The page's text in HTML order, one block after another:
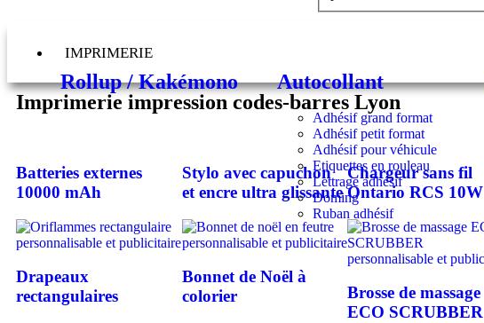
IMPRIMERIE
Rollup / Kakémono Autocollant
Adhésif grand format
Adhésif petit format
Adhésif pour véhicule
Etiquettes en rouleau
Lettrage adhésif
Doming
Ruban adhésif
Imprimerie impression codes-barres Lyon
Batteries externes
10000 mAh
Stylo avec capuchon
et encre ultra glissante
Chargeur sans fil
Ontario RCS 10W
Drapeaux
rectangulaires
Bonnet de Noël à
colorier
Brosse de massage
ECO SCRUBBER